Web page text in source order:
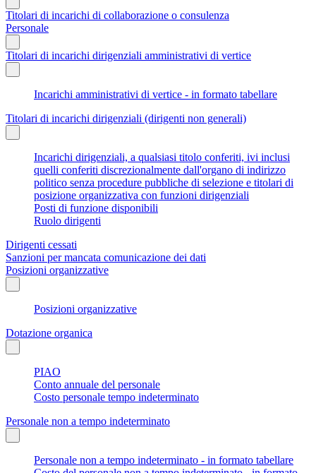
Titolari di incarichi di collaborazione o consulenza
Personale
Titolari di incarichi dirigenziali amministrativi di vertice
Incarichi amministrativi di vertice - in formato tabellare
Titolari di incarichi dirigenziali (dirigenti non generali)
Incarichi dirigenziali, a qualsiasi titolo conferiti, ivi inclusi
quelli conferiti discrezionalmente dall'organo di indirizzo
politico senza procedure pubbliche di selezione e titolari di
posizione organizzativa con funzioni dirigenziali
Posti di funzione disponibili
Ruolo dirigenti
Dirigenti cessati
Sanzioni per mancata comunicazione dei dati
Posizioni organizzative
Posizioni organizzative
Dotazione organica
PIAO
Conto annuale del personale
Costo personale tempo indeterminato
Personale non a tempo indeterminato
Personale non a tempo indeterminato - in formato tabellare